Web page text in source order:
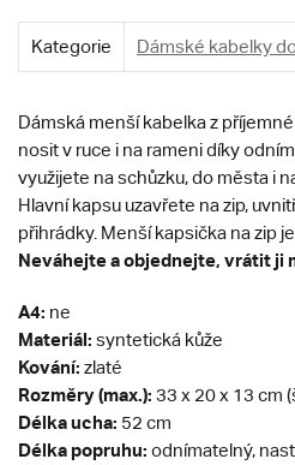
Kategorie Dámské kabelky
Dámská menší kabelka z
nosit v ruce i na rameni díky
využijete na schůzku, do města i
Hlavní kapsu uzavřete na zip,
přihrádky. Menší kapsička na zip
Neváhejte a objednejte, vrátit ji
A4: ne
Materiál: syntetická kůže
Kování: zlaté
Rozměry (max.): 33 x 20 x 13 cm
Délka ucha: 52 cm
Délka popruhu: odnímatelný,